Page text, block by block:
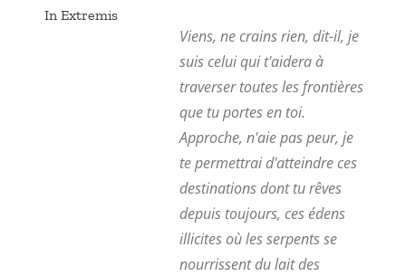
In Extremis
Viens, ne crains rien, dit-il, je
suis celui qui t'aidera à
traverser toutes les frontières
que tu portes en toi.
Approche, n'aie pas peur, je
te permettrai d'atteindre ces
destinations dont tu rêves
depuis toujours, ces édens
illicites où les serpents se
nourrissent du lait des